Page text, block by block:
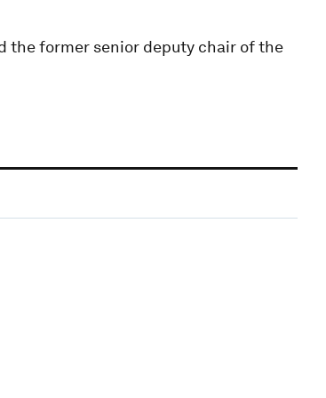
the former senior deputy chair of the